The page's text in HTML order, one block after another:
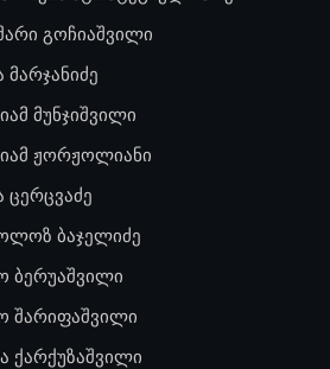
გოჩიაშვილი
მარჯანიძე
მუნჯიშვილი
ჟორჟოლიანი
ცერცვაძე
ბაჯელიძე
ბერუაშვილი
შარიფაშვილი
ქარქუზაშვილი